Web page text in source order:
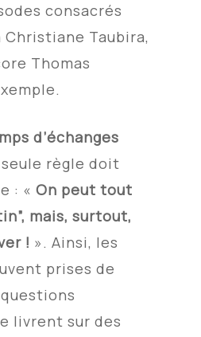
consacrés
Christiane Taubira,
Thomas
d’échanges
seule règle doit
: « On peut tout
mais, surtout,
! ». Ainsi, les
prises de
livrent sur des